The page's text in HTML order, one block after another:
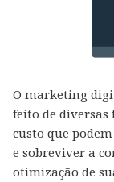
O marketing
feito de diversas
custo que
e sobreviver a
otimização de